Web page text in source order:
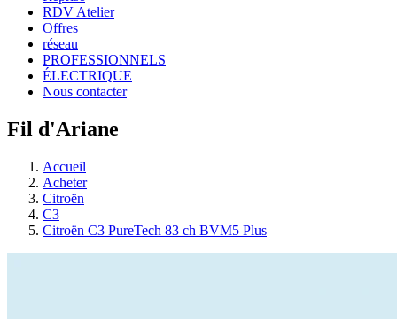
RDV Atelier
Offres
réseau
PROFESSIONNELS
ÉLECTRIQUE
Nous contacter
Fil d'Ariane
Accueil
Acheter
Citroën
C3
Citroën C3 PureTech 83 ch BVM5 Plus